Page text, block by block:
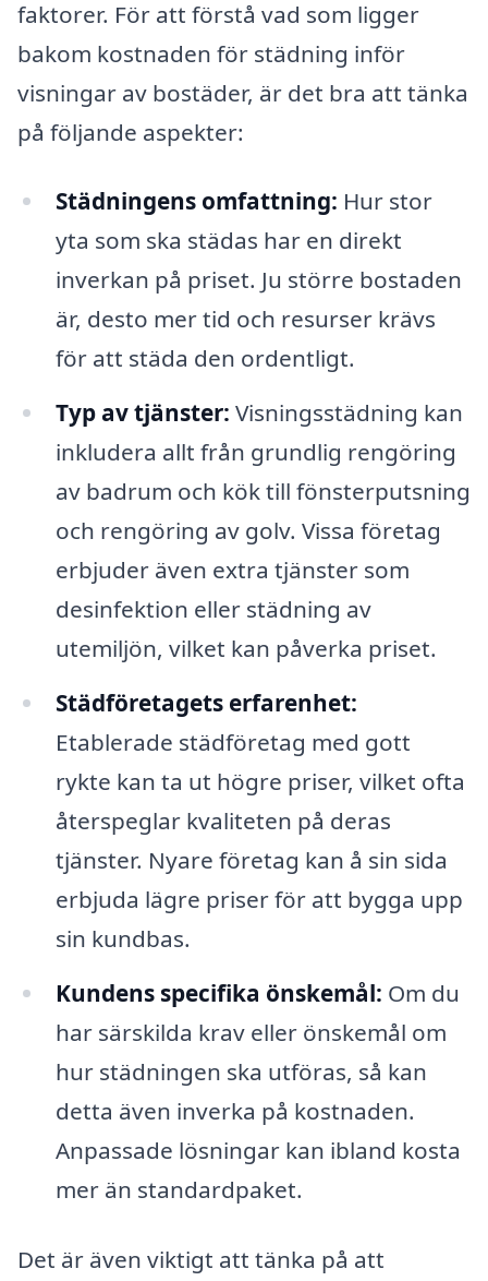
faktorer. För att förstå vad som ligger
bakom kostnaden för städning inför
visningar av bostäder, är det bra att tänka
på följande aspekter:
Städningens omfattning: Hur stor
yta som ska städas har en direkt
inverkan på priset. Ju större bostaden
är, desto mer tid och resurser krävs
för att städa den ordentligt.
Typ av tjänster: Visningsstädning kan
inkludera allt från grundlig rengöring
av badrum och kök till fönsterputsning
och rengöring av golv. Vissa företag
erbjuder även extra tjänster som
desinfektion eller städning av
utemiljön, vilket kan påverka priset.
Städföretagets erfarenhet:
Etablerade städföretag med gott
rykte kan ta ut högre priser, vilket ofta
återspeglar kvaliteten på deras
tjänster. Nyare företag kan å sin sida
erbjuda lägre priser för att bygga upp
sin kundbas.
Kundens specifika önskemål: Om du
har särskilda krav eller önskemål om
hur städningen ska utföras, så kan
detta även inverka på kostnaden.
Anpassade lösningar kan ibland kosta
mer än standardpaket.
Det är även viktigt att tänka på att